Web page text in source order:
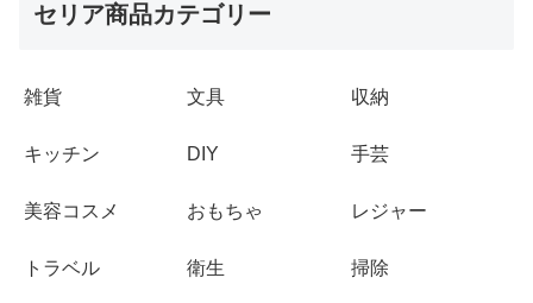
セリア商品カテゴリー
雑貨 文具 収納
キッチン DIY 手芸
美容コスメ おもちゃ レジャー
トラベル 衛生 掃除